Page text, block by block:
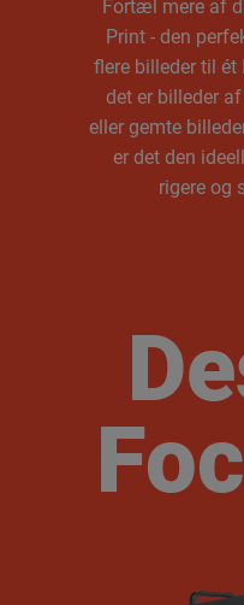
Fortæl mere af
Print - den
flere billeder til
det er billeder
eller gemte
er det den
rigere og